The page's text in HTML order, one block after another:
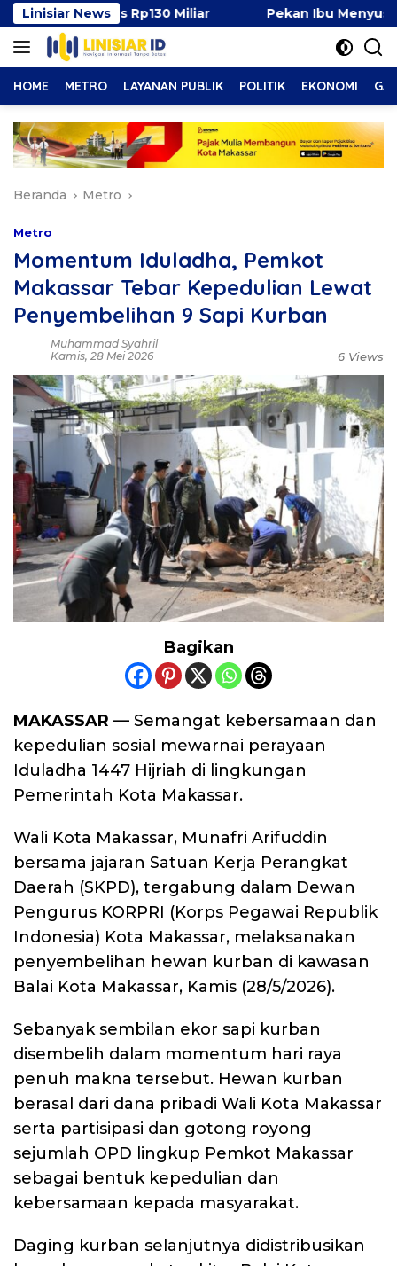
Langsung
ke
konten
Linisiar News
Rp130 Miliar Pekan Ibu Menyusui Dunia 2026,
HOME METRO LAYANAN PUBLIK POLITIK EKONOMI
Beranda Metro
Metro
Momentum Iduladha, Pemkot
Makassar Tebar Kepedulian Lewat
Penyembelihan 9 Sapi Kurban
Muhammad Syahril
Kamis, 28 Mei 2026
6 Views
Bagikan
MAKASSAR — Semangat kebersamaan dan
kepedulian sosial mewarnai perayaan
Iduladha 1447 Hijriah di lingkungan
Pemerintah Kota Makassar.
Wali Kota Makassar, Munafri Arifuddin
bersama jajaran Satuan Kerja Perangkat
Daerah (SKPD), tergabung dalam Dewan
Pengurus KORPRI (Korps Pegawai Republik
Indonesia) Kota Makassar, melaksanakan
penyembelihan hewan kurban di kawasan
Balai Kota Makassar, Kamis (28/5/2026).
Sebanyak sembilan ekor sapi kurban
disembelih dalam momentum hari raya
penuh makna tersebut. Hewan kurban
berasal dari dana pribadi Wali Kota Makassar
serta partisipasi dan gotong royong
sejumlah OPD lingkup Pemkot Makassar
sebagai bentuk kepedulian dan
kebersamaan kepada masyarakat.
Daging kurban selanjutnya didistribusikan